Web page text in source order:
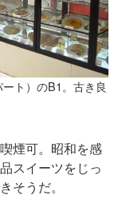
ト）のB1。古き良
煙可。昭和を感
スイーツをじっ
そうだ。